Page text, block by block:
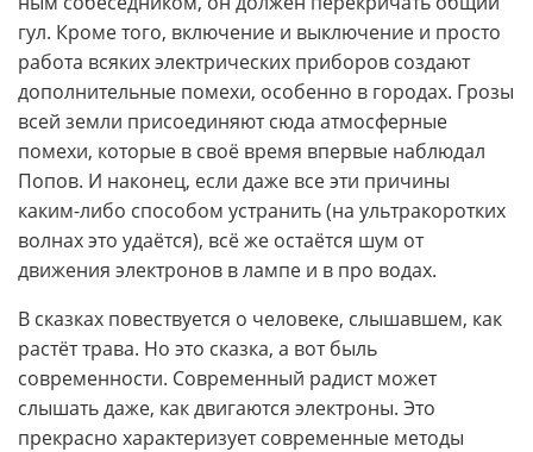
гул. Кроме того, включение и выключение и просто
работа всяких электрических приборов создают
дополнительные помехи, особенно в городах. Грозы
всей земли присоединяют сюда атмосферные
помехи, которые в своё время впервые наблюдал
Попов. И наконец, если даже все эти причины
каким-либо способом устранить (на ультракоротких
волнах это удаётся), всё же остаётся шум от
движения электронов в лампе и в про водах.
В сказках повествуется о человеке, слышавшем, как
растёт трава. Но это сказка, а вот быль
современности. Современный радист может
слышать даже, как двигаются электроны. Это
прекрасно характеризует современные методы